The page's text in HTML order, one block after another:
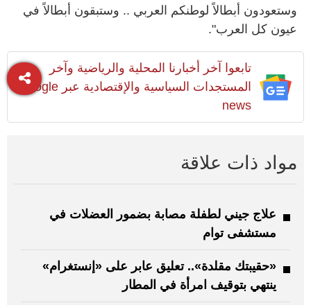
وستعودون أبطالاً لوطنكم العربي .. وستبقون أبطالاً في
عيون كل العرب".
تابعوا آخر أخبارنا المحلية والرياضية وآخر
المستجدات السياسية والإقتصادية عبر Google
news
مواد ذات علاقة
علاج جيني لطفلة مصابة بضمور العضلات في
مستشفى توام
«حقيبتك مقلدة».. تعليق عابر على «إنستغرام»
ينتهي بتوقيف امرأة في المطار